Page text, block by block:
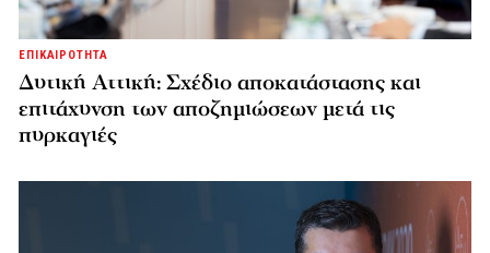
ΕΠΙΚΑΙΡΟΤΗΤΑ
Δυτική Αττική: Σχέδιο αποκατάστασης και
επιτάχυνση των αποζημιώσεων μετά τις
πυρκαγιές